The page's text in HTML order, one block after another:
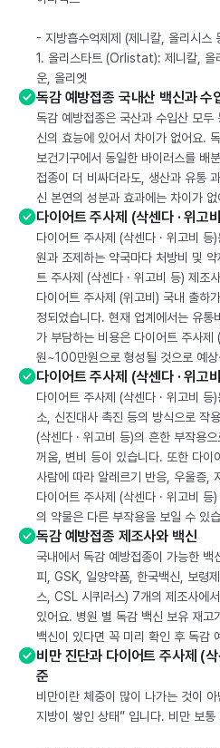
- 지방흡수억제제 (제니칼, 올리시스
1. 올리스타트 (Orlistat): 제니칼, 올
운, 올리엣
독감 예방접종 국내산 백신과 수
독감 예방접종은 국산과 수입산 모
신의 효능에 있어서 차이가 없어요.
보건기구에서 동일한 바이러스를 배
접종이 더 비싸더라도, 생산과 유통
신 본연의 성분과 효과에는 차이가 없
다이어트 주사제 (삭센다 · 위고
다이어트 주사제 (삭센다 · 위고비
원과 조제하는 약국마다 처방비 및
트 주사제 (삭센다 · 위고비 등) 제조
다이어트 주사제 (위고비) 국내 출하
정되었습니다. 현재 업계에서는 유
가 부담하는 비용은 다이어트 주사
원~100만원으로 형성될 것으로 예상
다이어트 주사제 (삭센다 · 위고
다이어트 주사제 (삭센다 · 위고비
소, 신진대사 촉진 등의 방식으로 작
(삭센다 · 위고비 등)의 흔한 부작용
꺼움, 변비 등이 있습니다. 또한 다이
사람에 따라 알레르기 반응, 우울증,
다이어트 주사제 (삭센다 · 위고비
의 약물은 다른 부작용을 보일 수 있
독감 예방접종 제조사와 백신
국내에서 독감 예방접종이 가능한
피, GSK, 일양약품, 한국백신, 보령
스, CSL 시퀴러스) 7개의 제조사에
있어요. 병원 별 독감 백신 보유 재
백신이 있다면 꼭 미리 확인 후 독감
비만 진단과 다이어트 주사제 (
준
비만이란 체중이 많이 나가는 것이
지방이 쌓인 상태” 입니다. 비만 보